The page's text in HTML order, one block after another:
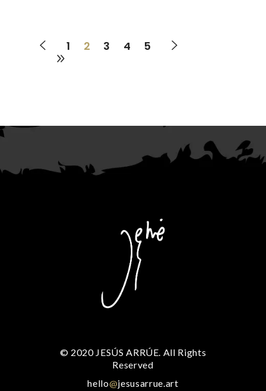
1 2 3 4 5
© 2020 JESÚS ARRÚE. All Rights
Reserved
hello@jesusarrue.art